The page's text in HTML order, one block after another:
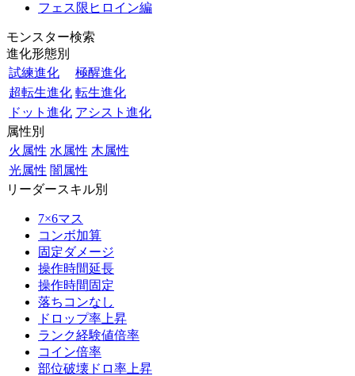
フェス限ヒロイン編
モンスター検索
進化形態別
試練進化
極醒進化
超転生進化 転生進化
ドット進化 アシスト進化
属性別
火属性 水属性 木属性
光属性 闇属性
リーダースキル別
7×6マス
コンボ加算
固定ダメージ
操作時間延長
操作時間固定
落ちコンなし
ドロップ率上昇
ランク経験値倍率
コイン倍率
部位破壊ドロ率上昇